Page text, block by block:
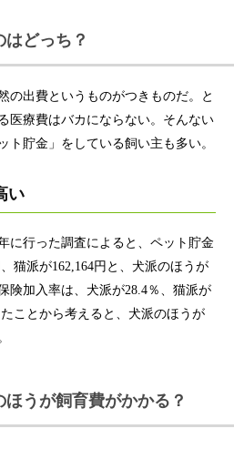
どっち？
の出費というものがつきものだ。と
医療費はバカにならない。そんない
ト貯金」をしている飼い主も多い。
い
に行った調査によると、ペット貯金
猫派が162,164円と、犬派のほうが
険加入率は、犬派が28.4％、猫派が
ことから考えると、犬派のほうが
うが飼育費がかかる？